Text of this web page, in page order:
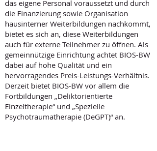
das eigene Personal voraussetzt und durch
die Finanzierung sowie Organisation
hausinterner Weiterbildungen nachkommt,
bietet es sich an, diese Weiterbildungen
auch für externe Teilnehmer zu öffnen. Als
gemeinnützige Einrichtung achtet BIOS-BW
dabei auf hohe Qualität und ein
hervorragendes Preis-Leistungs-Verhältnis.
Derzeit bietet BIOS-BW vor allem die
Fortbildungen „Deliktorientierte
Einzeltherapie“ und „Spezielle
Psychotraumatherapie (DeGPT)“ an.